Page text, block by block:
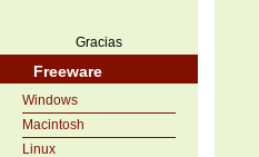
Gracias
Freeware
Windows
Macintosh
Linux